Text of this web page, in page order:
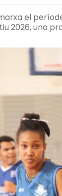
el
2026, una